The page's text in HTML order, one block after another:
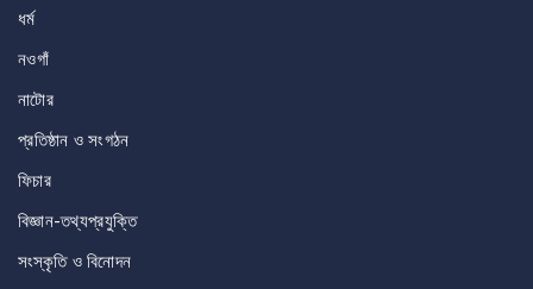
ধর্ম
নওগাঁ
নাটোর
প্রতিষ্ঠান ও সংগঠন
ফিচার
বিজ্ঞান-তথ্যপ্রযুক্তি
সংস্কৃতি ও বিনোদন